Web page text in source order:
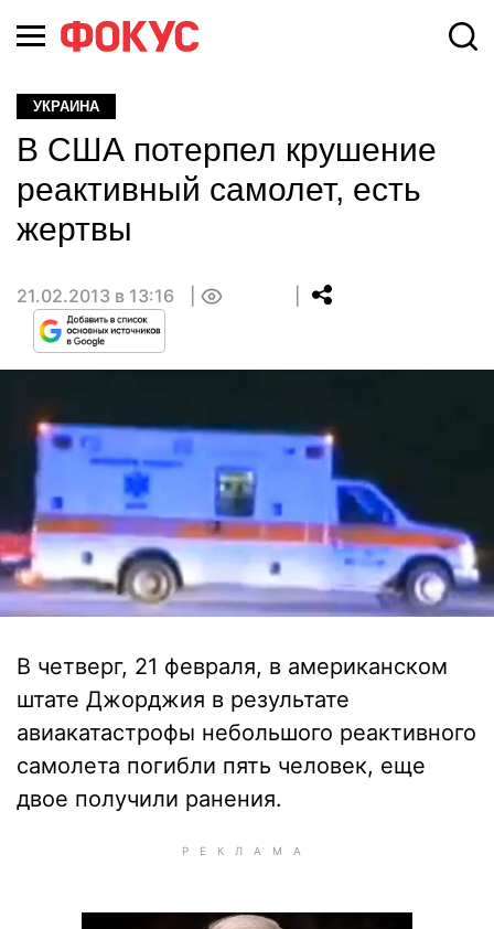
УКРАИНА
В США потерпел крушение
реактивный самолет, есть
жертвы
21.02.2013 в 13:16
В четверг, 21 февраля, в американском
штате Джорджия в результате
авиакатастрофы небольшого реактивного
самолета погибли пять человек, еще
двое получили ранения.